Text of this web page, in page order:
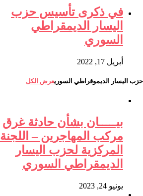
في ذكرى تأسيس حزب
اليسار الديمقراطي
السوري
أبريل 17, 2022
حزب اليسار الديموقراطي السوريعرض الكل
بيـــــان بشأن حادثة غرق
مركب المهاجرين – اللجنة
المركزية لحزب اليسار
الديمقراطي السوري
يونيو 24, 2023